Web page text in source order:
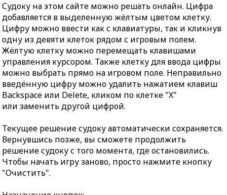
Судоку на этом сайте можно решать онлайн. Цифра
добавляется в выделенную жёлтым цветом клетку.
Цифру можно ввести как с клавиатуры, так и кликнув
одну из девяти клеток рядом с игровым полем.
Жёлтую клетку можно перемещать клавишами
управления курсором. Также клетку для ввода цифры
можно выбрать прямо на игровом поле. Неправильно
введённую цифру можно удалить нажатием клавиш
Backspace или Delete, кликом по клетке "X"
или заменить другой цифрой.
Текущее решение судоку автоматически сохраняется.
Вернувшись позже, вы сможете продолжить
решение судоку с того момента, где остановились.
Чтобы начать игру заново, просто нажмите кнопку
"Очистить".